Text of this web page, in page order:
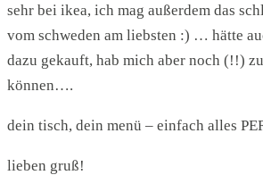
sehr bei ikea, ich mag außerdem das
vom schweden am liebsten :) … hätte
dazu gekauft, hab mich aber noch (!!)
können….
dein tisch, dein menü – einfach alles
lieben gruß!